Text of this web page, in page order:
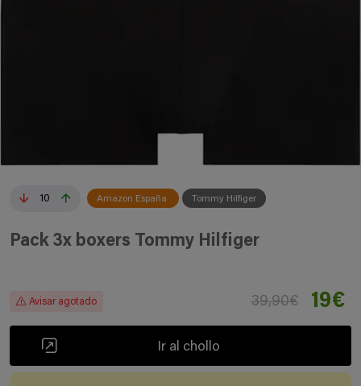
10 Amazon España Tommy Hilfiger
Pack 3x boxers Tommy Hilfiger
Avisar agotado 39,90€ 19€
Ir al chollo